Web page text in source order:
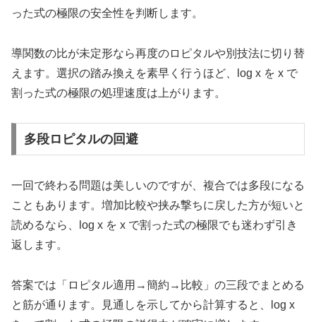
った式の極限の安全性を判断します。
導関数の比が未定形なら再度のロピタルや別技法に切り替
えます。選択の踏み換えを素早く行うほど、log x を x で
割った式の極限の処理速度は上がります。
多段ロピタルの回避
一回で終わる問題は美しいのですが、複合では多段になる
こともあります。増加比較や挟み撃ちに戻した方が短いと
読めるなら、log x を x で割った式の極限でも迷わず引き
返します。
答案では「ロピタル適用→簡約→比較」の三段でまとめる
と筋が通ります。見通しを示してから計算すると、log x